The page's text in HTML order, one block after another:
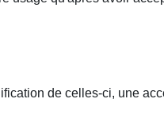
de celles-ci, une